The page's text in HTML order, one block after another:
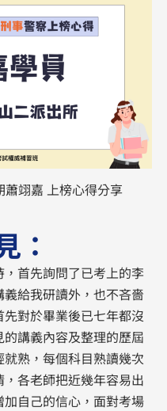
翊嘉 上榜心得分享
：
首先詢問了已考上的李
給我研讀外，也不吝嗇
對於畢業後已七年都沒
講義內容及整理的歷屆
熟，每個科目熟讀幾次
各老師把近幾年容易出
自己的信心，面對考場